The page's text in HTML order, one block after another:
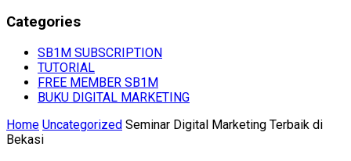
Categories
SB1M SUBSCRIPTION
TUTORIAL
FREE MEMBER SB1M
BUKU DIGITAL MARKETING
Home Uncategorized Seminar Digital Marketing Terbaik di
Bekasi